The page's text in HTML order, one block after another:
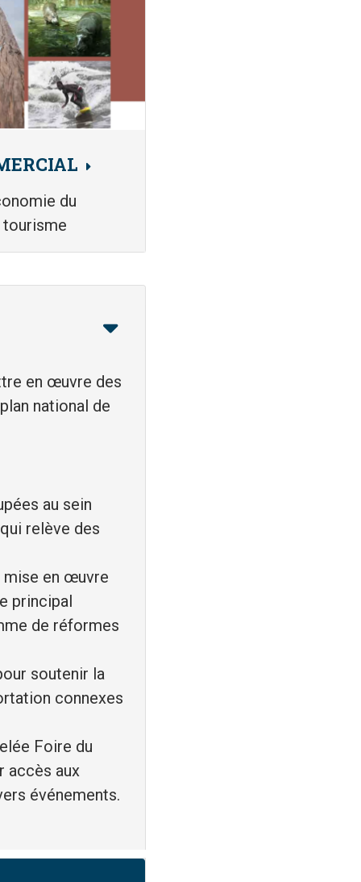
du
tourisme
en œuvre des
national de
au sein
relève des
mise en œuvre
principal
de réformes
soutenir la
connexes
Foire du
accès aux
événements.